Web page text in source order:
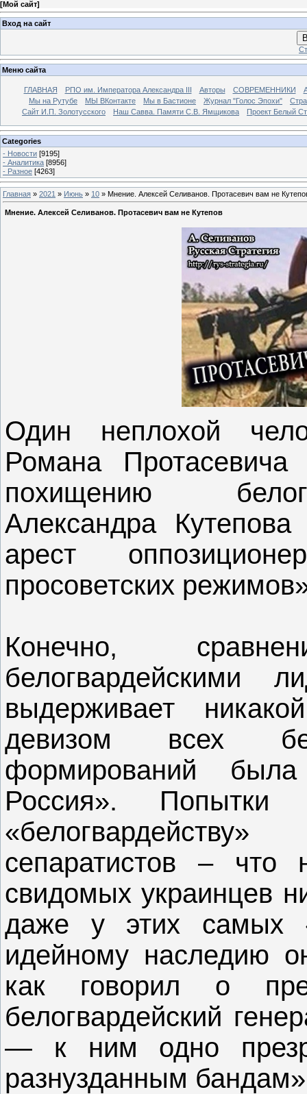
[Мой сайт]
Вход на сайт
Меню сайта
ГЛАВНАЯ РПО им. Императора Александра III Авторы СОВРЕМЕННИКИ
Мы на Рутубе
МЫ ВКонтакте Мы в Бастионе Журнал "Голос Эпохи"
Сайт И.П. Золотусского
Наш Савва. Памяти С.В. Ямщикова Проект Белый
Categories
- Новости [9195]
- Аналитика [8956]
- Разное [4263]
Главная » 2021 » Июнь » 10 » Мнение. Алексей Селиванов. Протасевич вам не
Мнение. Алексей Селиванов. Протасевич вам не Кутепов
Один неплохой
Романа
похищению
Александра
арест
просоветских
Конечно,
белогвардейскими
выдерживает
девизом всех
формирований
Россия».
сепаратистов – что
свидомых украинцев
даже у этих самых
идейному наследию
как говорил о
белогвардейский
— к ним одно
разнузданным